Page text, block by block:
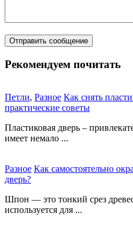
Рекомендуем почитать
Петли, Разное Как снять
практические советы
Пластиковая дверь –
имеет немало ...
Разное Как самостоятельно
дверь?
Шпон — это тонкий срез
используется для ...